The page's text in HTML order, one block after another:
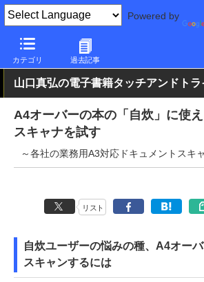
Powered by
カテゴリ 過去記事
PC Watch 半導体/周辺機器
山口真弘の電子書籍タッチアンドトラ
A4オーバーの本の「自炊」に使
スキャナを試す
～各社の業務用A3対応ドキュメントスキ
リスト
自炊ユーザーの悩みの種、A4オー
スキャンするには